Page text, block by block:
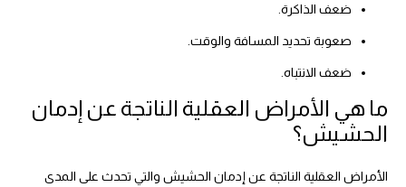
ضعف الذاكرة.
صعوبة تحديد المسافة والوقت.
ضعف الانتباه.
ما هي الأمراض العقلية الناتجة عن إدمان
الحشيش؟
الأمراض العقلية الناتجة عن إدمان الحشيش والتي تحدث على المدى